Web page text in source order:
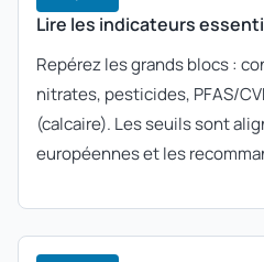
Lire les indicateurs
Repérez les grands blocs :
nitrates, pesticides, PFAS/
(calcaire). Les seuils sont
européennes et les